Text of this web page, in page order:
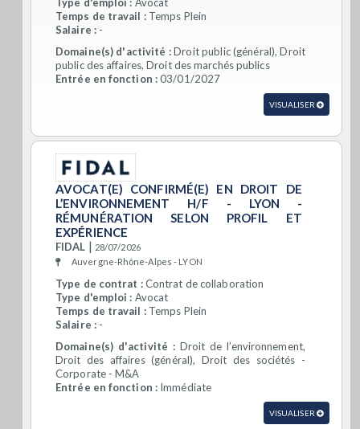
Type d'emploi : Avocat
Temps de travail :Temps Plein
Salaire :-
Domaine(s) d'activité :Droit public (général), Droit
public des affaires, Droit des marchés publics
Entrée en fonction :03/01/2027
VISUALISER
AVOCAT(E) CONFIRMÉ(E) EN DROIT DE
L’ENVIRONNEMENT H/F - LYON -
RÉMUNÉRATION SELON PROFIL ET
EXPÉRIENCE
FIDAL | 28/07/2026
Auvergne-Rhône-Alpes - LYON
Type de contrat :Contrat de collaboration
Type d'emploi : Avocat
Temps de travail :Temps Plein
Salaire :-
Domaine(s) d'activité :Droit de l’environnement,
Droit des affaires (général), Droit des sociétés -
Corporate - M&A
Entrée en fonction : Immédiate
VISUALISER